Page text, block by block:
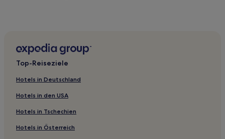
Haustierfreundliche in Wiesbaden
Familien in Wiesbaden
Hotels mit Parkplatz nahe Frankfurter Stadtwald
Hotels mit inbegriffenem Frühstück nahe Frankfurter
Stadtwald
Haustierfreundliche nahe Frankfurter Stadtwald
Top-Reiseziele
Hotels in Deutschland
Hotels in den USA
Hotels in Tschechien
Hotels in Österreich